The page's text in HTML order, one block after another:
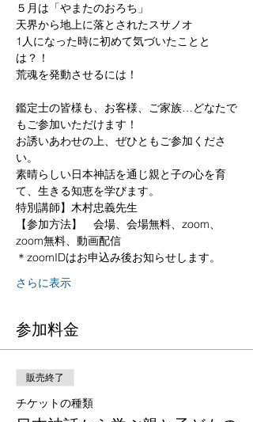
５月は「やまたのおろち」
天界から地上に落とされたスサノオ
1人になった時に初めて気づいたことと
は？！
荒魂を発動させるには！
鑑定士の皆様も、お客様、ご家族…どなたで
もご参加いただけます！
お誘いあわせの上、ぜひともご参加くださ
い。
素晴らしい日本神話を通じ親と子の心を育
て、生きる知恵を学びます。
特別講師】木村忠義先生
【参加方法】　会場、会場無料、zoom、
zoom無料、動画配信
＊zoomIDはお申込み後お知らせします。
さらに表示
参加料金
販売終了
チケットの種類